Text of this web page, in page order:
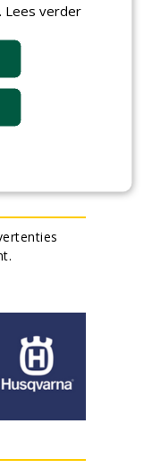
Lees verder